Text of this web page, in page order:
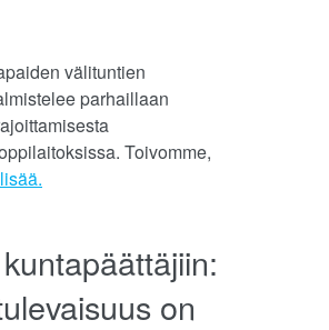
välituntien
parhaillaan
Toivomme,
on